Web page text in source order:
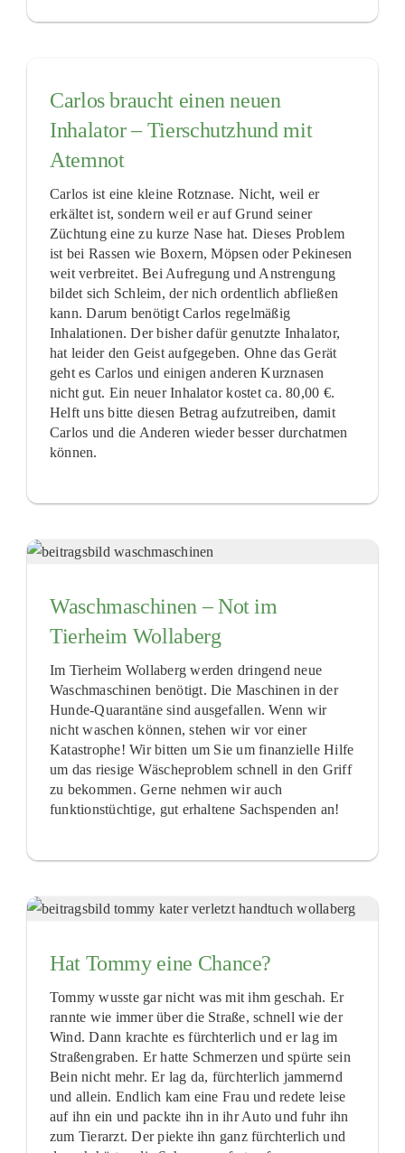
Carlos braucht einen neuen
Inhalator – Tierschutzhund mit
Atemnot
Carlos ist eine kleine Rotznase. Nicht, weil er
erkältet ist, sondern weil er auf Grund seiner
Züchtung eine zu kurze Nase hat. Dieses Problem
ist bei Rassen wie Boxern, Möpsen oder Pekinesen
weit verbreitet. Bei Aufregung und Anstrengung
bildet sich Schleim, der nich ordentlich abfließen
kann. Darum benötigt Carlos regelmäßig
Inhalationen. Der bisher dafür genutzte Inhalator,
hat leider den Geist aufgegeben. Ohne das Gerät
geht es Carlos und einigen anderen Kurznasen
nicht gut. Ein neuer Inhalator kostet ca. 80,00 €.
Helft uns bitte diesen Betrag aufzutreiben, damit
Carlos und die Anderen wieder besser durchatmen
können.
Waschmaschinen – Not im
Tierheim Wollaberg
Im Tierheim Wollaberg werden dringend neue
Waschmaschinen benötigt. Die Maschinen in der
Hunde-Quarantäne sind ausgefallen. Wenn wir
nicht waschen können, stehen wir vor einer
Katastrophe! Wir bitten um Sie um finanzielle Hilfe
um das riesige Wäscheproblem schnell in den Griff
zu bekommen. Gerne nehmen wir auch
funktionstüchtige, gut erhaltene Sachspenden an!
Hat Tommy eine Chance?
Tommy wusste gar nicht was mit ihm geschah. Er
rannte wie immer über die Straße, schnell wie der
Wind. Dann krachte es fürchterlich und er lag im
Straßengraben. Er hatte Schmerzen und spürte sein
Bein nicht mehr. Er lag da, fürchterlich jammernd
und allein. Endlich kam eine Frau und redete leise
auf ihn ein und packte ihn in ihr Auto und fuhr ihn
zum Tierarzt. Der piekte ihn ganz fürchterlich und